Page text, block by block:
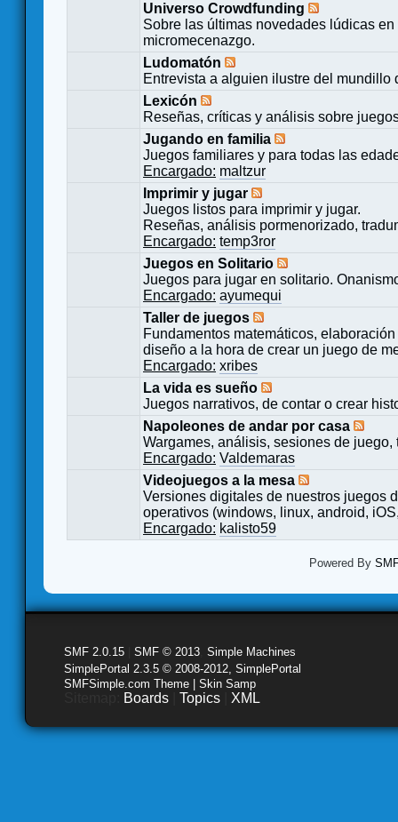
Universo Crowdfunding
Sobre las últimas novedades lúdicas
micromecenazgo.
Ludomatón
Entrevista a alguien ilustre del mundillo
Lexicón
Reseñas, críticas y análisis sobre
Jugando en familia
Juegos familiares y para todas las
Encargado: maltzur
Imprimir y jugar
Juegos listos para imprimir y jugar.
Reseñas, análisis pormenorizado,
Encargado: temp3ror
Juegos en Solitario
Juegos para jugar en solitario.
Encargado: ayumequi
Taller de juegos
Fundamentos matemáticos,
diseño a la hora de crear un juego de
Encargado: xribes
La vida es sueño
Juegos narrativos, de contar o crear
Napoleones de andar por casa
Wargames, análisis, sesiones de
Encargado: Valdemaras
Videojuegos a la mesa
Versiones digitales de nuestros juegos
operativos (windows, linux, android,
Encargado: kalisto59
Powered By
SMF 2.0.15 SMF © 2013 Simple Machines
SimplePortal 2.3.5 © 2008-2012, SimplePortal
SMFSimple.com Theme | Skin Samp
Boards Topics XML